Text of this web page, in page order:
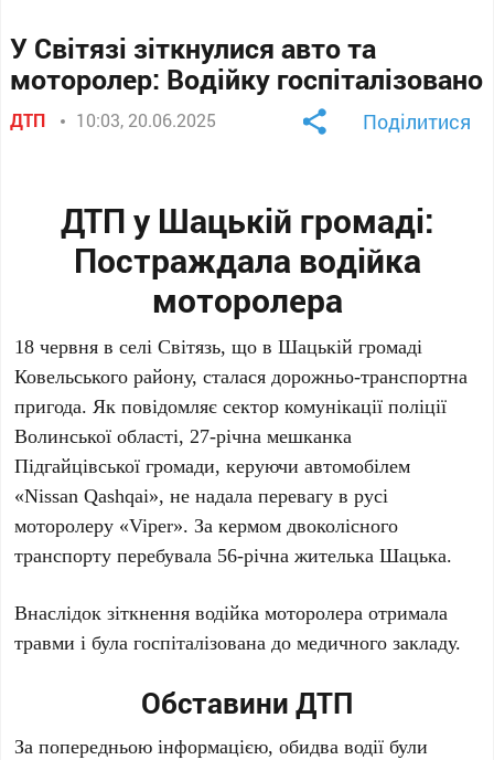
У Світязі зіткнулися авто та
моторолер: Водійку госпіталізовано
ДТП 10:03, 20.06.2025 Поділитися
ДТП у Шацькій громаді:
Постраждала водійка
моторолера
18 червня в селі Світязь, що в Шацькій громаді
Ковельського району, сталася дорожньо-транспортна
пригода. Як повідомляє сектор комунікації поліції
Волинської області, 27-річна мешканка
Підгайцівської громади, керуючи автомобілем
«Nissan Qashqai», не надала перевагу в русі
моторолеру «Viper». За кермом двоколісного
транспорту перебувала 56-річна жителька Шацька.
Внаслідок зіткнення водійка моторолера отримала
травми і була госпіталізована до медичного закладу.
Обставини ДТП
За попередньою інформацією, обидва водії були